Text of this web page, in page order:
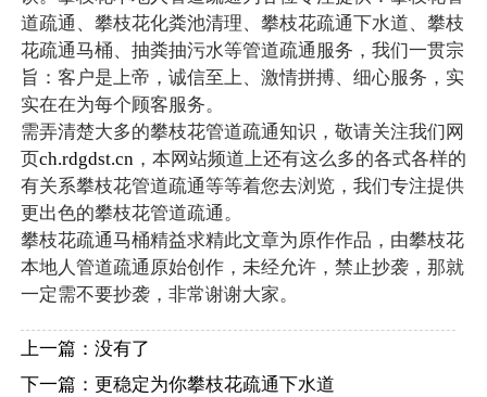
道疏通、攀枝花化粪池清理、攀枝花疏通下水道、攀枝
花疏通马桶、抽粪抽污水等管道疏通服务，我们一贯宗
旨：客户是上帝，诚信至上、激情拼搏、细心服务，实
实在在为每个顾客服务。
需弄清楚大多的攀枝花管道疏通知识，敬请关注我们网
页ch.rdgdst.cn，本网站频道上还有这么多的各式各样的
有关系攀枝花管道疏通等等着您去浏览，我们专注提供
更出色的攀枝花管道疏通。
攀枝花疏通马桶精益求精此文章为原作作品，由攀枝花
本地人管道疏通原始创作，未经允许，禁止抄袭，那就
一定需不要抄袭，非常谢谢大家。
上一篇：没有了
下一篇： 更稳定为你攀枝花疏通下水道